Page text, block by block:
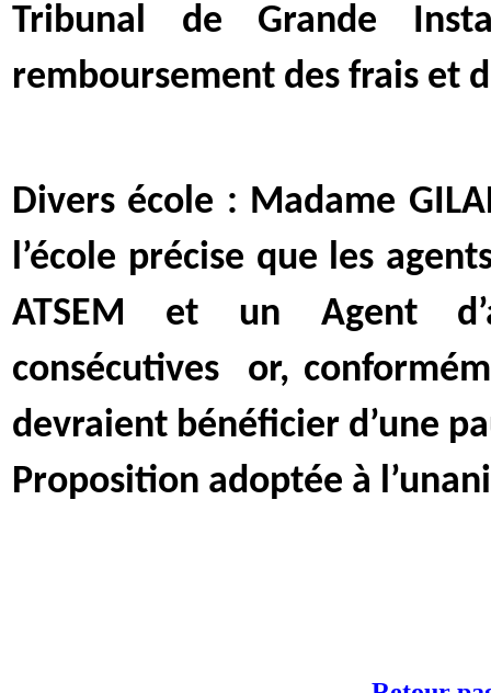
Tribunal de Grande
remboursement des frais et
Divers école : Madame
l’école précise que les
ATSEM et un Agent
consécutives or,
devraient bénéficier d’une
Proposition adoptée à